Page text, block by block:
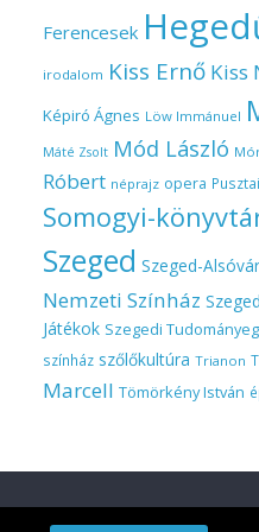
Ferencesek
irodalom Kiss Ernő Kiss
Képiró Ágnes Löw Immánuel
Máté Zsolt Mód László
Róbert néprajz opera
Somogyi-
Szeged Szeged-
Nemzeti Színház
Játékok Szegedi
színház szőlőkultúra Trianon
Marcell Tömörkény István